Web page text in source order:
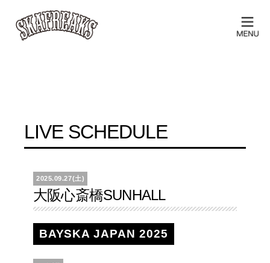
LIVE SCHEDULE
2025.09.27(土)
大阪心斎橋SUNHALL
BAYSKA JAPAN 2025